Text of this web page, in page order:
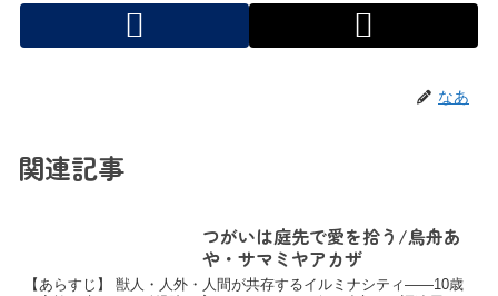
なあ
関連記事
つがいは庭先で愛を拾う/鳥舟あ
や・サマミヤアカザ
【あらすじ】 獣人・人外・人間が共存するイルミナシティ――10歳